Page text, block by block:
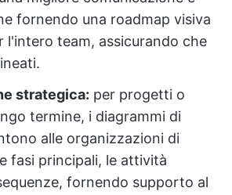
fornendo una roadmap visiva
l'intero team, assicurando che
strategica: per progetti o
termine, i diagrammi di
alle organizzazioni di
fasi principali, le attività
fornendo supporto al